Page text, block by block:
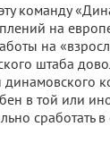
команду
на
на
штаба
динамовского
в той или
сработать